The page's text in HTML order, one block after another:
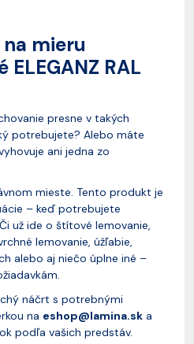
mieru
RAL
presne v takých
potrebujete? Alebo máte
ani jedna zo
mieste. Tento produkt je
– keď potrebujete
už ide o štítové lemovanie,
lemovanie, úžľabie,
alebo aj niečo úplne iné –
náčrt s potrebnými
na eshop@lamina.sk a
podľa vašich predstáv.